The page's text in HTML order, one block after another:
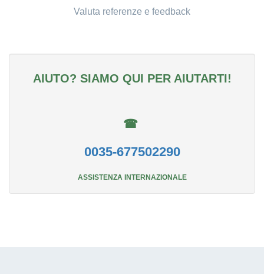
Valuta referenze e feedback
AIUTO? SIAMO QUI PER AIUTARTI!
☎
0035-677502290
ASSISTENZA INTERNAZIONALE